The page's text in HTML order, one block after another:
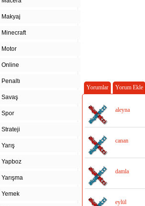
Makyaj
Minecraft
Motor
Online
Penaltı
Savaş
Spor
Strateji
Yarış
Yapboz
Yarışma
Yemek
Yorumlar Yorum Ekle
aleyna
canan
damla
eylül